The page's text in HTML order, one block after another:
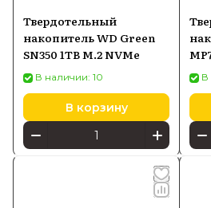
Твердотельный
накопитель WD Green
SN350 1TB M.2 NVMe
В наличии: 10
В корзину
В